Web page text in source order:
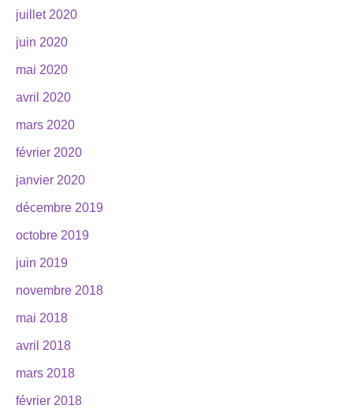
juillet 2020
juin 2020
mai 2020
avril 2020
mars 2020
février 2020
janvier 2020
décembre 2019
octobre 2019
juin 2019
novembre 2018
mai 2018
avril 2018
mars 2018
février 2018